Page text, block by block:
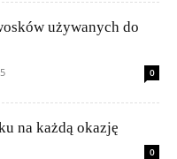
używanych do
0
na każdą okazję
0